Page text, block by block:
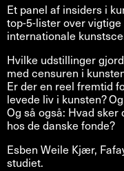
Et panel af insiders i
top-5-lister over
internationale
Hvilke udstillinger
med censuren i
Er der en reel fremtid
levede liv i kunsten?
Og så også: Hvad
hos de danske fonde?
Esben Weile Kjær,
studiet.